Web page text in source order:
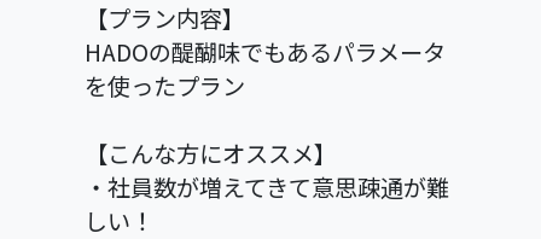
【プラン内容】
HADOの醍醐味でもあるパラメータ
を使ったプラン
【こんな方にオススメ】
・社員数が増えてきて意思疎通が難
しい！